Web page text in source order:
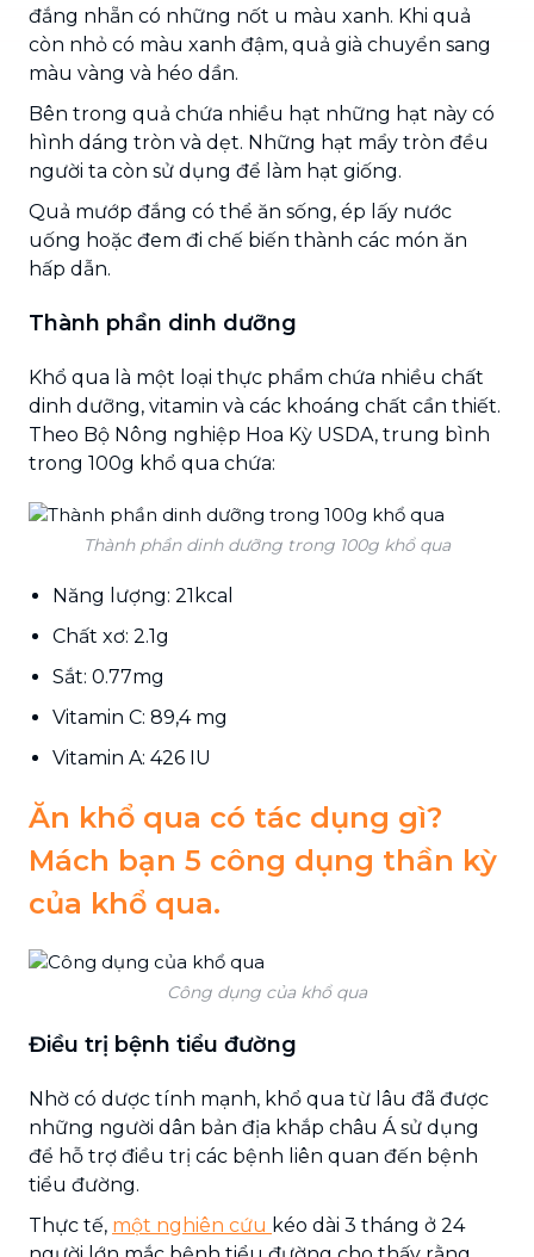
đắng nhẵn có những nốt u màu xanh. Khi quả
còn nhỏ có màu xanh đậm, quả già chuyển sang
màu vàng và héo dần.
Bên trong quả chứa nhiều hạt những hạt này có
hình dáng tròn và dẹt. Những hạt mẩy tròn đều
người ta còn sử dụng để làm hạt giống.
Quả mướp đắng có thể ăn sống, ép lấy nước
uống hoặc đem đi chế biến thành các món ăn
hấp dẫn.
Thành phần dinh dưỡng
Khổ qua là một loại thực phẩm chứa nhiều chất
dinh dưỡng, vitamin và các khoáng chất cần thiết.
Theo Bộ Nông nghiệp Hoa Kỳ USDA, trung bình
trong 100g khổ qua chứa:
Thành phần dinh dưỡng trong 100g khổ qua
Năng lượng: 21kcal
Chất xơ: 2.1g
Sắt: 0.77mg
Vitamin C: 89,4 mg
Vitamin A: 426 IU
Ăn khổ qua có tác dụng gì?
Mách bạn 5 công dụng thần kỳ
của khổ qua.
Công dụng của khổ qua
Điều trị bệnh tiểu đường
Nhờ có dược tính mạnh, khổ qua từ lâu đã được
những người dân bản địa khắp châu Á sử dụng
để hỗ trợ điều trị các bệnh liên quan đến bệnh
tiểu đường.
Thực tế, một nghiên cứu kéo dài 3 tháng ở 24